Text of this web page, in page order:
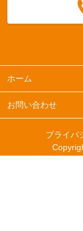
ホーム
お問い合わせ
プライバ